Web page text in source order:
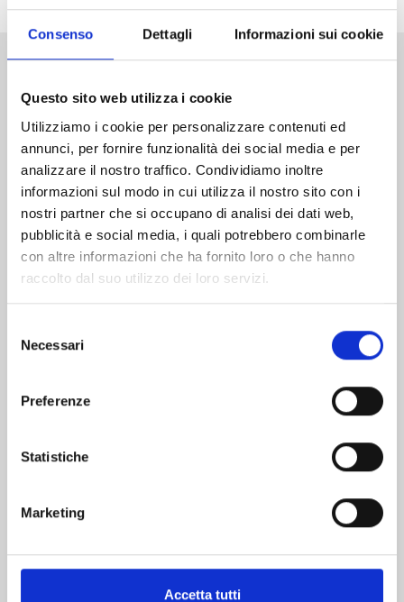
Consenso Dettagli Informazioni sui cookie
Questo sito web utilizza i cookie
Utilizziamo i cookie per personalizzare contenuti ed
annunci, per fornire funzionalità dei social media e per
analizzare il nostro traffico. Condividiamo inoltre
informazioni sul modo in cui utilizza il nostro sito con i
nostri partner che si occupano di analisi dei dati web,
pubblicità e social media, i quali potrebbero combinarle
con altre informazioni che ha fornito loro o che hanno
raccolto dal suo utilizzo dei loro servizi.
delNecessari
Preferenze
Statistiche
Marketing
Accetta tutti
Altri volumi della serie